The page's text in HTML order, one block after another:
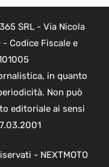
SRL - Via Nicola
- Codice Fiscale e
in quanto
Non può
editoriale ai sensi
- NEXTMOTO